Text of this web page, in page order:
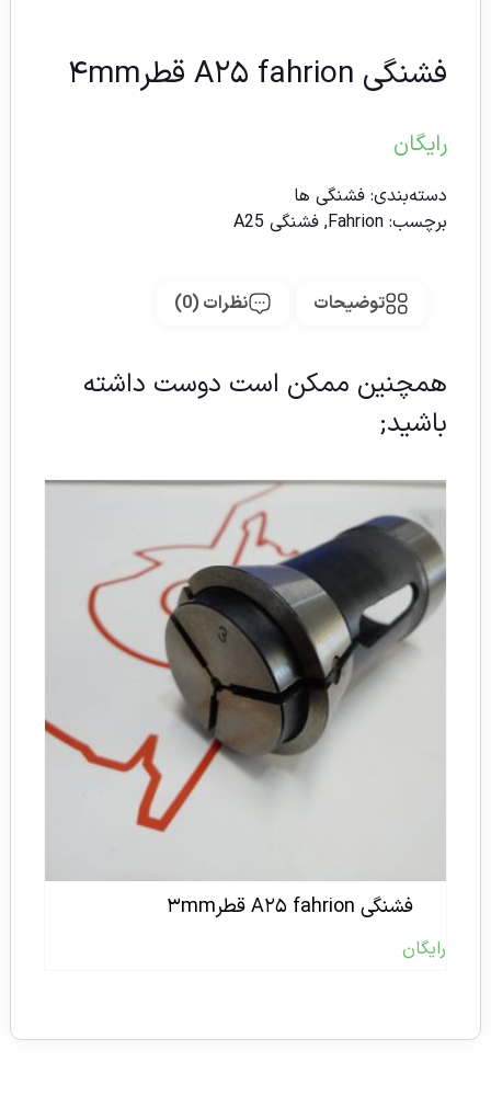
فشنگی A۲۵ fahrion قطر۴mm
رایگان
دسته‌بندی: فشنگی ها
برچسب: Fahrion
, فشنگی A25
توضیحات نظرات (0)
همچنین ممکن است دوست داشته
باشید;
فشنگی A۲۵ fahrion قطر۳mm
رایگان